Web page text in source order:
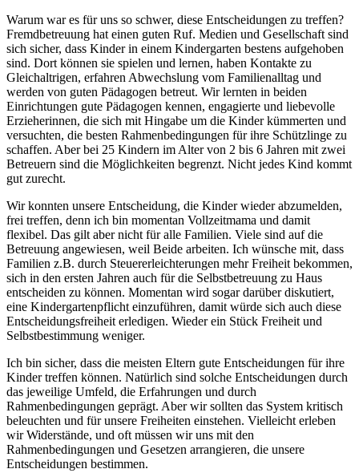
Warum war es für uns so schwer, diese Entscheidungen zu treffen?
Fremdbetreuung hat einen guten Ruf. Medien und Gesellschaft sind
sich sicher, dass Kinder in einem Kindergarten bestens aufgehoben
sind. Dort können sie spielen und lernen, haben Kontakte zu
Gleichaltrigen, erfahren Abwechslung vom Familienalltag und
werden von guten Pädagogen betreut. Wir lernten in beiden
Einrichtungen gute Pädagogen kennen, engagierte und liebevolle
Erzieherinnen, die sich mit Hingabe um die Kinder kümmerten und
versuchten, die besten Rahmenbedingungen für ihre Schützlinge zu
schaffen. Aber bei 25 Kindern im Alter von 2 bis 6 Jahren mit zwei
Betreuern sind die Möglichkeiten begrenzt. Nicht jedes Kind kommt
gut zurecht.
Wir konnten unsere Entscheidung, die Kinder wieder abzumelden,
frei treffen, denn ich bin momentan Vollzeitmama und damit
flexibel. Das gilt aber nicht für alle Familien. Viele sind auf die
Betreuung angewiesen, weil Beide arbeiten. Ich wünsche mit, dass
Familien z.B. durch Steuererleichterungen mehr Freiheit bekommen,
sich in den ersten Jahren auch für die Selbstbetreuung zu Haus
entscheiden zu können. Momentan wird sogar darüber diskutiert,
eine Kindergartenpflicht einzuführen, damit würde sich auch diese
Entscheidungsfreiheit erledigen. Wieder ein Stück Freiheit und
Selbstbestimmung weniger.
Ich bin sicher, dass die meisten Eltern gute Entscheidungen für ihre
Kinder treffen können. Natürlich sind solche Entscheidungen durch
das jeweilige Umfeld, die Erfahrungen und durch
Rahmenbedingungen geprägt. Aber wir sollten das System kritisch
beleuchten und für unsere Freiheiten einstehen. Vielleicht erleben
wir Widerstände, und oft müssen wir uns mit den
Rahmenbedingungen und Gesetzen arrangieren, die unsere
Entscheidungen bestimmen.